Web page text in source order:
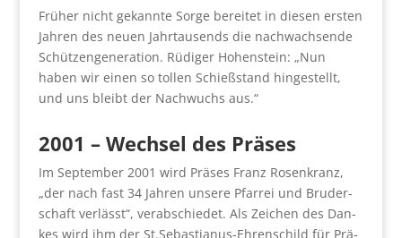
Frü­her nicht gekann­te Sor­ge berei­tet in die­sen ers­ten
Jah­ren des neu­en Jahr­tau­sends die nach­wach­sen­de
Schüt­zen­genera­ti­on. Rüdi­ger Hohen­stein: „Nun
haben wir einen so tol­len Schieß­stand hin­ge­stellt,
und uns bleibt der Nach­wuchs aus.“
2001 – Wech­sel des Prä­ses
Im Sep­tem­ber 2001 wird Prä­ses Franz Rosen­kranz,
„der nach fast 34 Jah­ren unse­re Pfar­rei und Bru­der­
schaft ver­lässt“, ver­ab­schie­det. Als Zei­chen des Dan­
kes wird ihm der St.Sebastianus-Ehrenschild für Prä­